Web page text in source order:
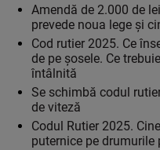
Amendă de 2.000 de
prevede noua lege și
Cod rutier 2025. Ce
de pe șosele. Ce
întâlnită
Se schimbă codul
de viteză
Codul Rutier 2025.
puternice pe